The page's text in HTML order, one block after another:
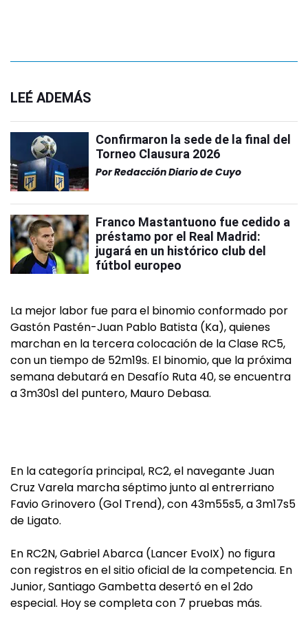
LEÉ ADEMÁS
Confirmaron la sede de la final del
Torneo Clausura 2026
PorRedacción Diario de Cuyo
Franco Mastantuono fue cedido a
préstamo por el Real Madrid:
jugará en un histórico club del
fútbol europeo
La mejor labor fue para el binomio conformado por
Gastón Pastén-Juan Pablo Batista (Ka), quienes
marchan en la tercera colocación de la Clase RC5,
con un tiempo de 52m19s. El binomio, que la próxima
semana debutará en Desafío Ruta 40, se encuentra
a 3m30s1 del puntero, Mauro Debasa.
En la categoría principal, RC2, el navegante Juan
Cruz Varela marcha séptimo junto al entrerriano
Favio Grinovero (Gol Trend), con 43m55s5, a 3m17s5
de Ligato.
En RC2N, Gabriel Abarca (Lancer EvoIX) no figura
con registros en el sitio oficial de la competencia. En
Junior, Santiago Gambetta desertó en el 2do
especial. Hoy se completa con 7 pruebas más.